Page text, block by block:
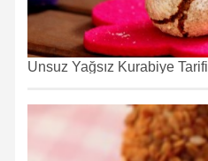
Unsuz Yağsız Kurabiye Tarifi